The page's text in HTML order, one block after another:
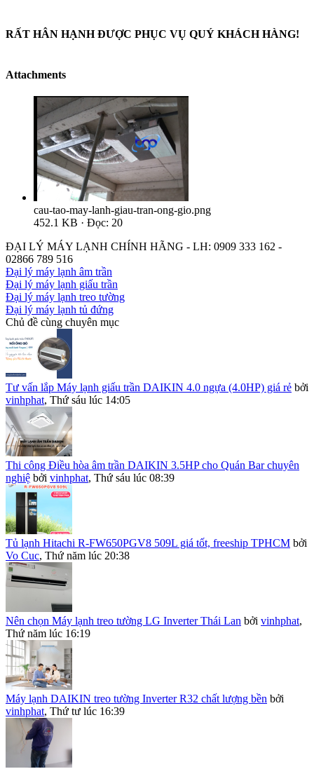
RẤT HÂN HẠNH ĐƯỢC PHỤC VỤ QUÝ KHÁCH HÀNG!
Attachments
cau-tao-may-lanh-giau-tran-ong-gio.png
452.1 KB · Đọc: 20
ĐẠI LÝ MÁY LẠNH CHÍNH HÃNG - LH: 0909 333 162 -
02866 789 516
Đại lý máy lạnh âm trần
Đại lý máy lạnh giấu trần
Đại lý máy lạnh treo tường
Đại lý máy lạnh tủ đứng
Chủ đề cùng chuyên mục
Tư vấn lắp Máy lạnh giấu trần DAIKIN 4.0 ngựa (4.0HP) giá rẻ bởi
vinhphat, Thứ sáu lúc 14:05
Thi công Điều hòa âm trần DAIKIN 3.5HP cho Quán Bar chuyên
nghiệ bởi vinhphat, Thứ sáu lúc 08:39
Tủ lạnh Hitachi R-FW650PGV8 509L giá tốt, freeship TPHCM bởi
Vo Cuc, Thứ năm lúc 20:38
Nên chọn Máy lạnh treo tường LG Inverter Thái Lan bởi vinhphat,
Thứ năm lúc 16:19
Máy lạnh DAIKIN treo tường Inverter R32 chất lượng bền bởi
vinhphat, Thứ tư lúc 16:39